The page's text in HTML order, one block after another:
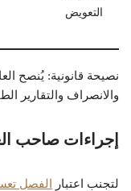
التعويض
نصيحة قانونية: يُنصح
والانصراف والتقارير
إجراءات صاحب
لتجنب اعتبار الفصل